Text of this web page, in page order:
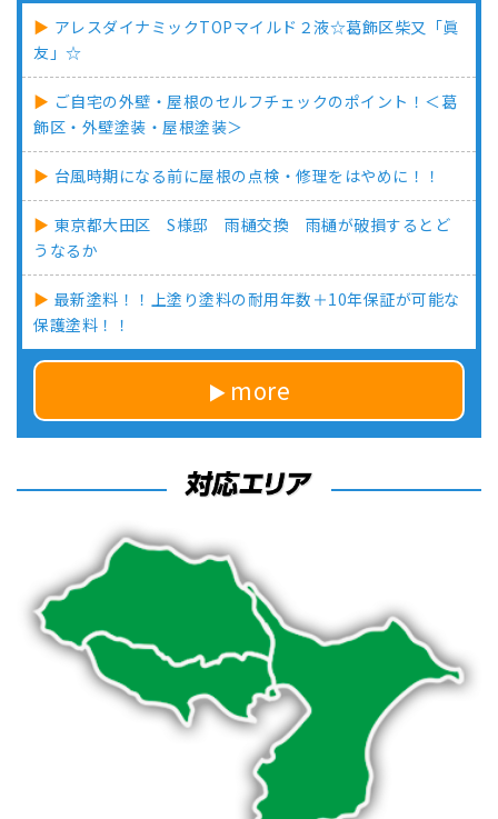
アレスダイナミックTOPマイルド２液☆葛飾区柴又「眞
友」☆
ご自宅の外壁・屋根のセルフチェックのポイント！＜葛
飾区・外壁塗装・屋根塗装＞
台風時期になる前に屋根の点検・修理をはやめに！！
東京都大田区 S様邸 雨樋交換 雨樋が破損するとど
うなるか
最新塗料！！上塗り塗料の耐用年数＋10年保証が可能な
保護塗料！！
more